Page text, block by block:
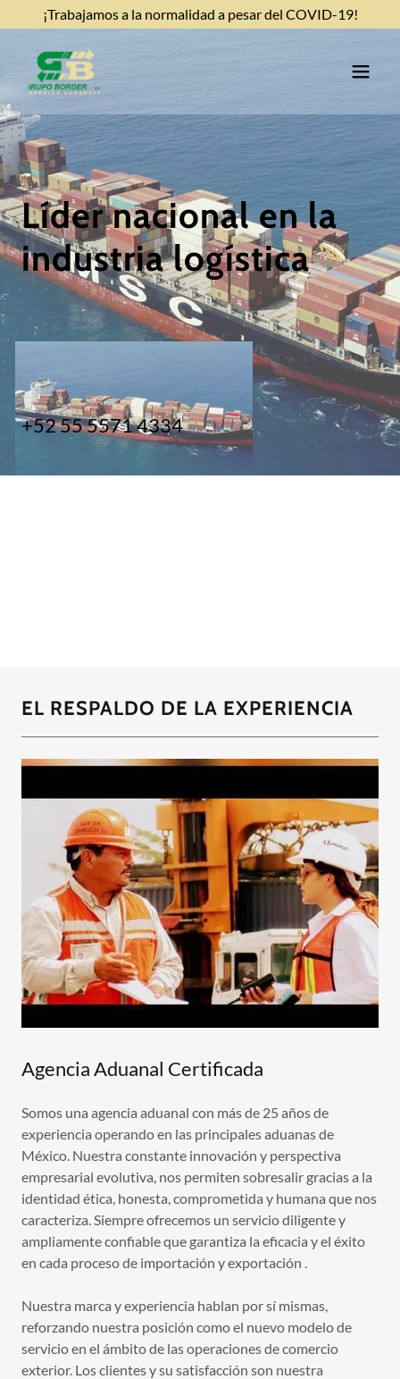
¡Trabajamos a la normalidad a pesar del COVID-19!
Líder nacional en la
industria logística
+52 55 5571 4334
EL RESPALDO DE LA EXPERIENCIA
Agencia Aduanal Certificada
Somos una agencia aduanal con más de 25 años de
experiencia operando en las principales aduanas de
México. Nuestra constante innovación y perspectiva
empresarial evolutiva, nos permiten sobresalir gracias a la
identidad ética, honesta, comprometida y humana que nos
caracteriza. Siempre ofrecemos un servicio diligente y
ampliamente confiable que garantiza la eficacia y el éxito
en cada proceso de importación y exportación .
Nuestra marca y experiencia hablan por sí mismas,
reforzando nuestra posición como el nuevo modelo de
servicio en el ámbito de las operaciones de comercio
exterior. Los clientes y su satisfacción son nuestra